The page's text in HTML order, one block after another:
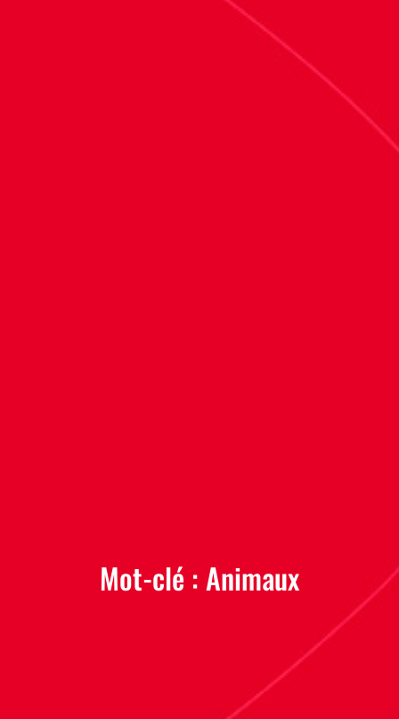
Mot-clé : Animaux